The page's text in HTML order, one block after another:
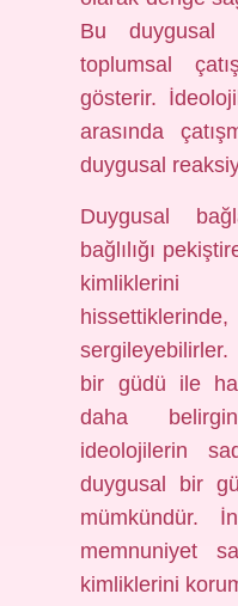
Bu duygusal
toplumsal
gösterir.
arasında
duygusal
Duygusal
bağlılığı
bir güdü ile
daha
ideolojilerin
duygusal bir
mümkündür.
memnuniyet
kimliklerini